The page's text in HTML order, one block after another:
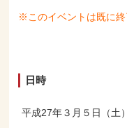
※このイベントは既に終
日時
平成27年３月５日（土